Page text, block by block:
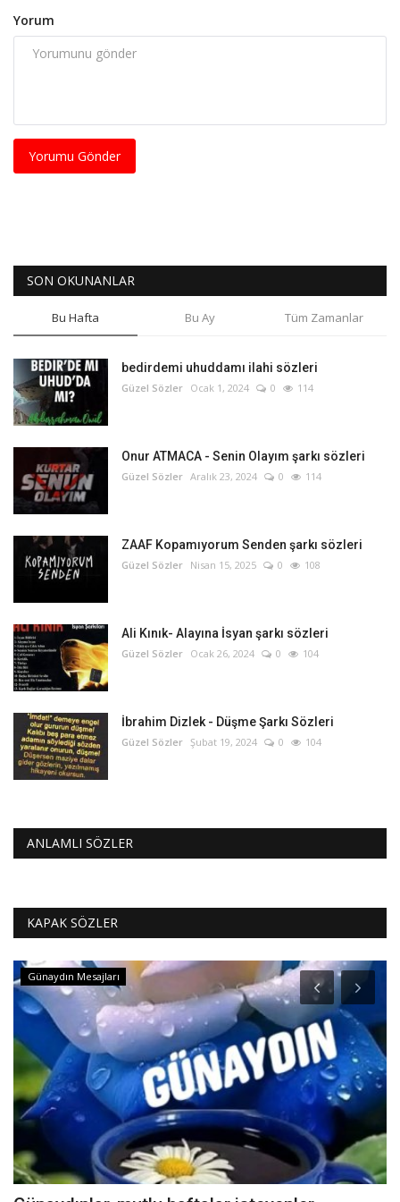
Yorum
Yorumu Gönder
SON OKUNANLAR
Bu Hafta Bu Ay Tüm Zamanlar
bedirdemi uhuddamı ilahi sözleri
Güzel Sözler Ocak 1, 2024 0 114
Onur ATMACA - Senin Olayım şarkı sözleri
Güzel Sözler Aralık 23, 2024 0 114
ZAAF Kopamıyorum Senden şarkı sözleri
Güzel Sözler Nisan 15, 2025 0 108
Ali Kınık- Alayına İsyan şarkı sözleri
Güzel Sözler Ocak 26, 2024 0 104
İbrahim Dizlek - Düşme Şarkı Sözleri
Güzel Sözler Şubat 19, 2024 0 104
ANLAMLI SÖZLER
KAPAK SÖZLER
Günaydın Mesajları